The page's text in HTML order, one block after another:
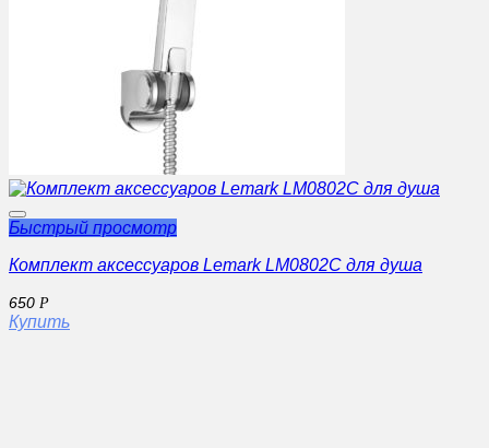
Быстрый просмотр
Комплект аксессуаров Lemark LM0802C для душа
650 Р
Купить